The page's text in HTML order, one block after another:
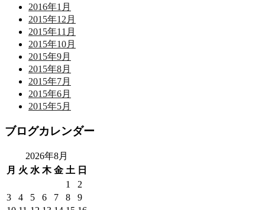
2016年1月
2015年12月
2015年11月
2015年10月
2015年9月
2015年8月
2015年7月
2015年6月
2015年5月
ブログカレンダー
2026年8月
月 火 水 木 金 土 日
1
2
3
4 5 6 7 8
9